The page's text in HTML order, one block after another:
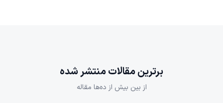
برترین مقالات منتشر شده
از بین بیش از ده‌ها مقاله